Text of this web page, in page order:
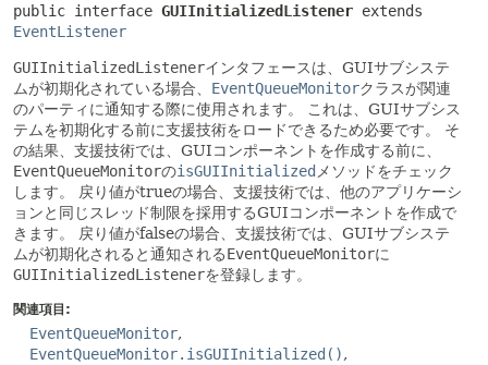
public interface GUIInitializedListener
EventListener
GUIInitializedListenerインタフェースは、GUIサブシステ
ムが初期化されている場合、 EventQueueMonitorクラスが関連
のパーティに通知する際に使用されます。
これは、GUIサブシス
テムを初期化する前に支援技術をロードできるため必要です。
そ
の結果、支援技術では、GUIコンポーネントを作成する前に、
EventQueueMonitorのisGUIInitialized メソッドをチェック
します。
戻り値がtrueの場合、支援技術では、他のアプリケーシ
ョンと同じスレッド制限を採用するGUIコンポーネントを作成で
きます。
戻り値がfalseの場合、支援技術では、GUIサブシステ
ムが初期化されると通知されるEventQueueMonitorに
GUIInitializedListenerを登録します。
関連項目:
EventQueueMonitor
EventQueueMonitor.isGUIInitialized()